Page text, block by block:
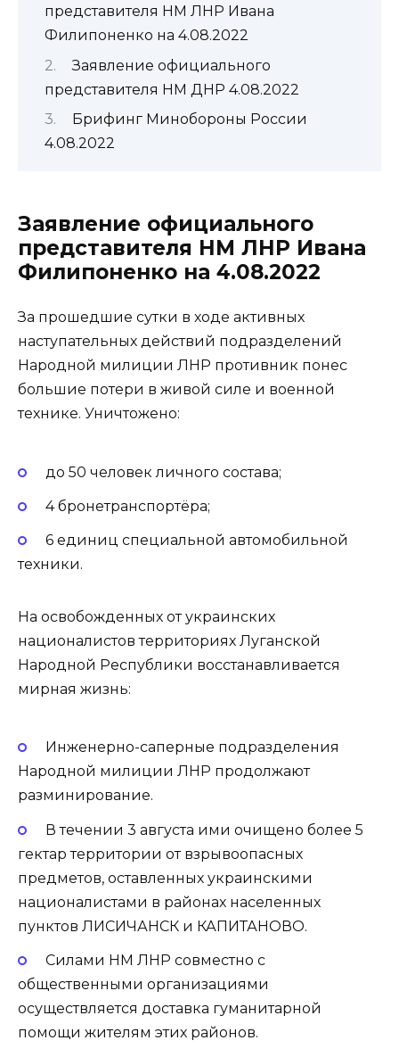
представителя НМ ЛНР Ивана
Филипоненко на 4.08.2022
Заявление официального
представителя НМ ДНР 4.08.2022
Брифинг Минобороны России
4.08.2022
Заявление официального
представителя НМ ЛНР Ивана
Филипоненко на 4.08.2022
За прошедшие сутки в ходе активных
наступательных действий подразделений
Народной милиции ЛНР противник понес
большие потери в живой силе и военной
технике. Уничтожено:
до 50 человек личного состава;
4 бронетранспортёра;
6 единиц специальной автомобильной
техники.
На освобожденных от украинских
националистов территориях Луганской
Народной Республики восстанавливается
мирная жизнь:
Инженерно-саперные подразделения
Народной милиции ЛНР продолжают
разминирование.
В течении 3 августа ими очищено более 5
гектар территории от взрывоопасных
предметов, оставленных украинскими
националистами в районах населенных
пунктов ЛИСИЧАНСК и КАПИТАНОВО.
Силами НМ ЛНР совместно с
общественными организациями
осуществляется доставка гуманитарной
помощи жителям этих районов.